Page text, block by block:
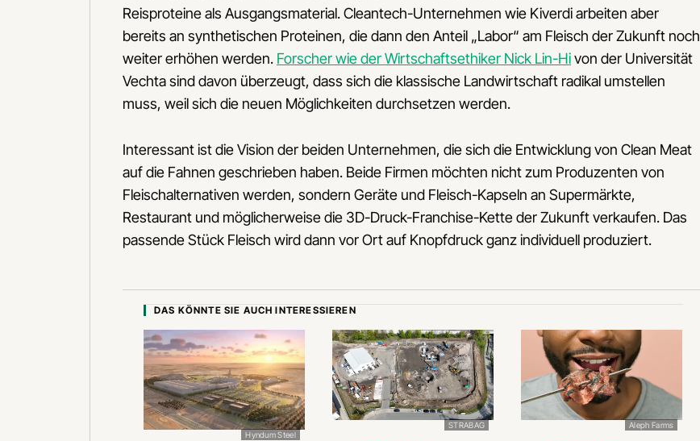
Reisproteine als Ausgangsmaterial. Cleantech-Unternehmen wie Kiverdi arbeiten aber
bereits an synthetischen Proteinen, die dann den Anteil „Labor“ am Fleisch der Zukunft noch
weiter erhöhen werden. Forscher wie der Wirtschaftsethiker Nick Lin-Hivon der Universität
Vechta sind davon überzeugt, dass sich die klassische Landwirtschaft radikal umstellen
muss, weil sich die neuen Möglichkeiten durchsetzen werden.
Interessant ist die Vision der beiden Unternehmen, die sich die Entwicklung von Clean Meat
auf die Fahnen geschrieben haben. Beide Firmen möchten nicht zum Produzenten von
Fleischalternativen werden, sondern Geräte und Fleisch-Kapseln an Supermärkte,
Restaurant und möglicherweise die 3D-Druck-Franchise-Kette der Zukunft verkaufen. Das
passende Stück Fleisch wird dann vor Ort auf Knopfdruck ganz individuell produziert.
DAS KÖNNTE SIE AUCH INTERESSIEREN
Hyndum Steel
STRABAG Aleph Farms